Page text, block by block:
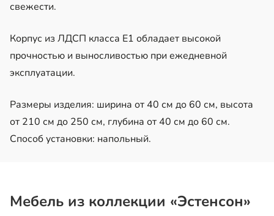
свежести.
Корпус из ЛДСП класса Е1 обладает высокой
прочностью и выносливостью при ежедневной
эксплуатации.
Размеры изделия: ширина от 40 см до 60 см, высота
от 210 см до 250 см, глубина от 40 см до 60 см.
Способ установки: напольный.
Мебель из коллекции «Эстенсон»